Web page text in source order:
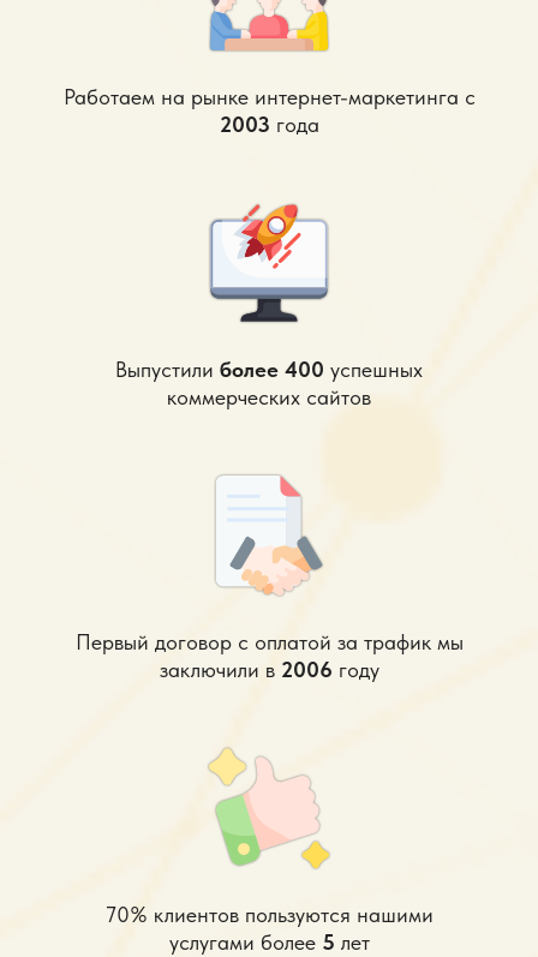
Работаем на рынке интернет-маркетинга с
2003 года
Выпустили более 400 успешных
коммерческих сайтов
Первый договор с оплатой за трафик мы
заключили в 2006 году
70% клиентов пользуются нашими
услугами более 5 лет